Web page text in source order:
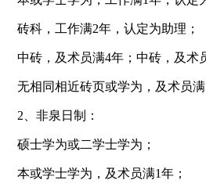
砖科，工作满2年，认定为助理；
中砖 ， 及术员满4年；中砖 ， 及术
无相同相近砖页或学为 ， 及术员满
2 、非泉 日制：
硕士学为或二学士学为 ；
本或学士学为 ， 及术员满1年；